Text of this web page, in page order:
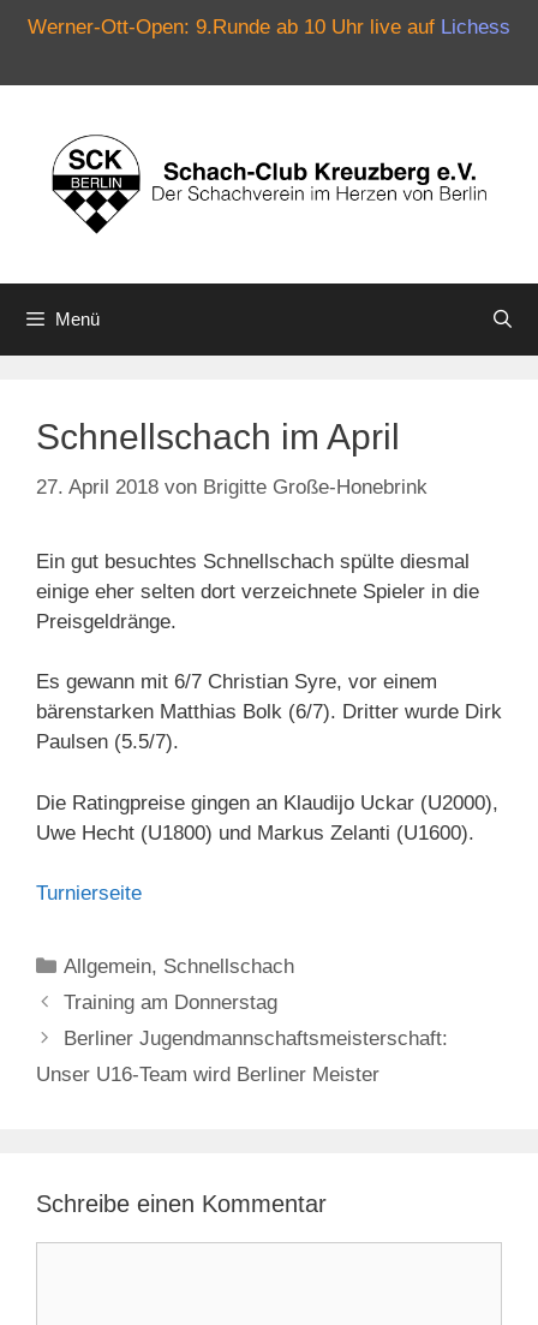
Werner-Ott-Open: 9.Runde ab 10 Uhr live auf Lichess
springen
Menü
Schnellschach im April
27. April 2018 von Brigitte Große-Honebrink
Ein gut besuchtes Schnellschach spülte diesmal
einige eher selten dort verzeichnete Spieler in die
Preisgeldränge.
Es gewann mit 6/7 Christian Syre, vor einem
bärenstarken Matthias Bolk (6/7). Dritter wurde Dirk
Paulsen (5.5/7).
Die Ratingpreise gingen an Klaudijo Uckar (U2000),
Uwe Hecht (U1800) und Markus Zelanti (U1600).
Turnierseite
Kategorien
Allgemein, Schnellschach
Training am Donnerstag
Berliner Jugendmannschaftsmeisterschaft:
Unser U16-Team wird Berliner Meister
Schreibe einen Kommentar